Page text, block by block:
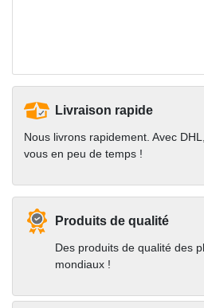
Livraison rapide
Nous livrons rapidement. Avec
vous en peu de temps !
Produits de qualité
Des produits de qualité des
mondiaux !